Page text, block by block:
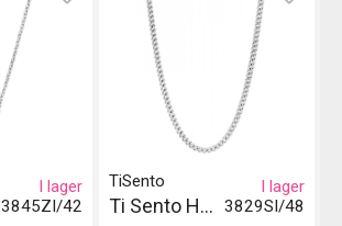
3845ZI/42
I lager
3829SI/48
TiSento
Ti Sento Halsband
I lager